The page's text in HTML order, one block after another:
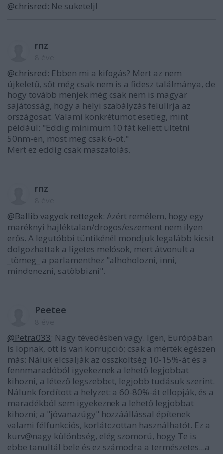
@chrisred: Ne suketelj!
rnz
@chrisred: Ebben mi a kifogás? Mert az nem
újkeletű, sőt még csak nem is a fidesz találmánya, de
hogy tovább menjek még csak nem is magyar
sajátosság, hogy a helyi szabályzás felülírja az
országosat. Valami konkrétumot esetleg, mint
például: "Eddig minimum 10 fát kellett ültetni
50nm-en, most meg csak 6-ot."
Mert ez eddig csak maszatolás.
rnz
@Ballib vagyok rettegek: Azért remélem, hogy egy
maréknyi hajléktalan/drogos/eszement nem ilyen
erős. A legutóbbi tüntikénél mondjuk legalább kicsit
dolgozhattak a ligetes melósok, mert átvonult a
_tömeg_ a parlamenthez "alhoholozni, inni,
mindenezni, satöbbizni".
Peetee
@Petra033: Nagy tévedésben vagy. Igen, Európában
is lopnak, ott is van korrupció; csak a mérték egészen
más: Náluk elcsalják az összköltség 10-15%-át és a
fennmaradóból igyekeznek a lehető legjobbat
kihozni, a létező legszebbet, legjobb tudásuk szerint.
Nálunk fordított a helyzet: a 60-80%-át ellopják, és a
maradékból sem igyekeznek a lehető legjobbat
kihozni; a "jóvanazúgy" hozzáállással építenek
valami félfunkciós, korlátozottan használhatót. Ez a
kurv@nagy különbség, elég szomorú, hogy Te is
ebbe tanultál bele és ez számodra a természetes...a